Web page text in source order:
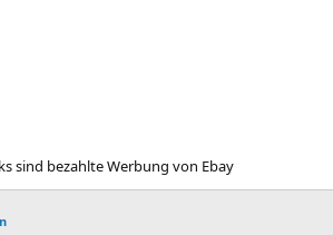
sind bezahlte Werbung von Ebay